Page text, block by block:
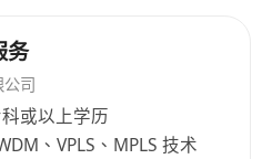
务
司
或以上学历
、VPLS、MPLS 技术